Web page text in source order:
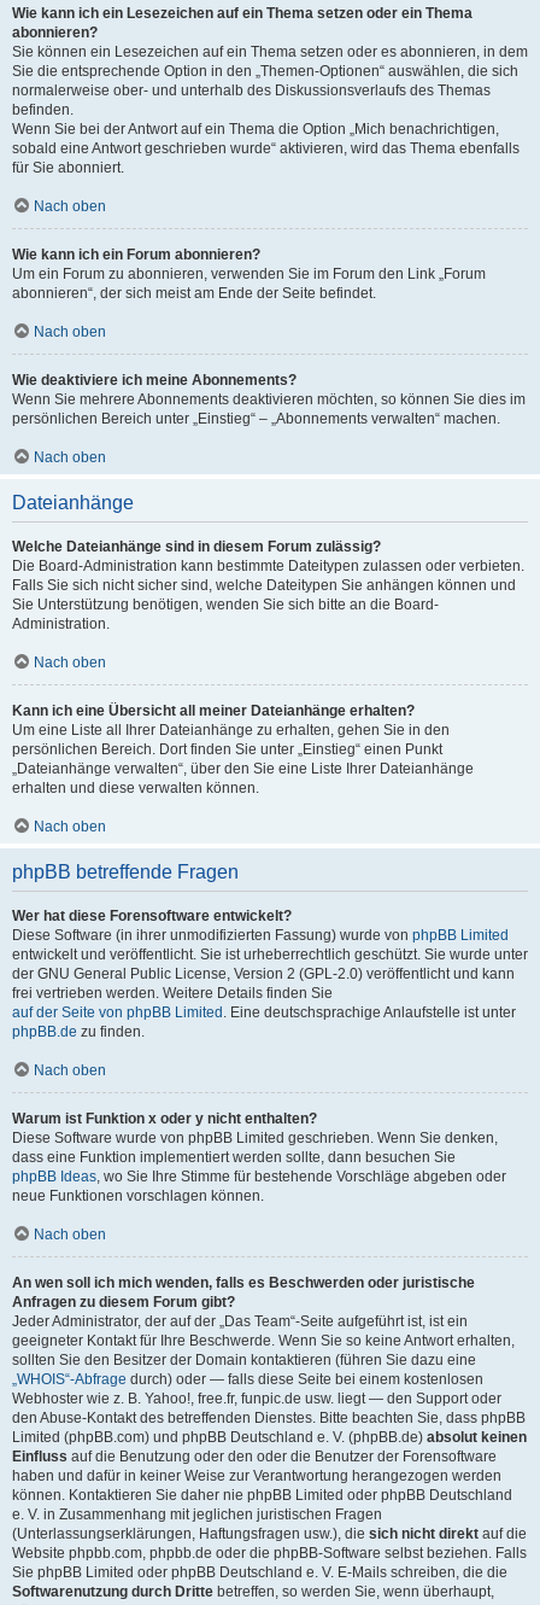
Wie kann ich ein Lesezeichen auf ein Thema setzen oder ein Thema
abonnieren?
Sie können ein Lesezeichen auf ein Thema setzen oder es abonnieren, in dem
Sie die entsprechende Option in den „Themen-Optionen“ auswählen, die sich
normalerweise ober- und unterhalb des Diskussionsverlaufs des Themas
befinden.
Wenn Sie bei der Antwort auf ein Thema die Option „Mich benachrichtigen,
sobald eine Antwort geschrieben wurde“ aktivieren, wird das Thema ebenfalls
für Sie abonniert.
Nach oben
Wie kann ich ein Forum abonnieren?
Um ein Forum zu abonnieren, verwenden Sie im Forum den Link „Forum
abonnieren“, der sich meist am Ende der Seite befindet.
Nach oben
Wie deaktiviere ich meine Abonnements?
Wenn Sie mehrere Abonnements deaktivieren möchten, so können Sie dies im
persönlichen Bereich unter „Einstieg“ – „Abonnements verwalten“ machen.
Nach oben
Dateianhänge
Welche Dateianhänge sind in diesem Forum zulässig?
Die Board-Administration kann bestimmte Dateitypen zulassen oder verbieten.
Falls Sie sich nicht sicher sind, welche Dateitypen Sie anhängen können und
Sie Unterstützung benötigen, wenden Sie sich bitte an die Board-
Administration.
Nach oben
Kann ich eine Übersicht all meiner Dateianhänge erhalten?
Um eine Liste all Ihrer Dateianhänge zu erhalten, gehen Sie in den
persönlichen Bereich. Dort finden Sie unter „Einstieg“ einen Punkt
„Dateianhänge verwalten“, über den Sie eine Liste Ihrer Dateianhänge
erhalten und diese verwalten können.
Nach oben
phpBB betreffende Fragen
Wer hat diese Forensoftware entwickelt?
Diese Software (in ihrer unmodifizierten Fassung) wurde von phpBB Limited
entwickelt und veröffentlicht. Sie ist urheberrechtlich geschützt. Sie wurde unter
der GNU General Public License, Version 2 (GPL-2.0) veröffentlicht und kann
frei vertrieben werden. Weitere Details finden Sie
auf der Seite von phpBB Limited . Eine deutschsprachige Anlaufstelle ist unter
phpBB.de zu finden.
Nach oben
Warum ist Funktion x oder y nicht enthalten?
Diese Software wurde von phpBB Limited geschrieben. Wenn Sie denken,
dass eine Funktion implementiert werden sollte, dann besuchen Sie
phpBB Ideas, wo Sie Ihre Stimme für bestehende Vorschläge abgeben oder
neue Funktionen vorschlagen können.
Nach oben
An wen soll ich mich wenden, falls es Beschwerden oder juristische
Anfragen zu diesem Forum gibt?
Jeder Administrator, der auf der „Das Team“-Seite aufgeführt ist, ist ein
geeigneter Kontakt für Ihre Beschwerde. Wenn Sie so keine Antwort erhalten,
sollten Sie den Besitzer der Domain kontaktieren (führen Sie dazu eine
„WHOIS“-Abfrage durch) oder — falls diese Seite bei einem kostenlosen
Webhoster wie z. B. Yahoo!, free.fr, funpic.de usw. liegt — den Support oder
den Abuse-Kontakt des betreffenden Dienstes. Bitte beachten Sie, dass phpBB
Limited (phpBB.com) und phpBB Deutschland e. V. (phpBB.de) absolut keinen
Einfluss auf die Benutzung oder den oder die Benutzer der Forensoftware
haben und dafür in keiner Weise zur Verantwortung herangezogen werden
können. Kontaktieren Sie daher nie phpBB Limited oder phpBB Deutschland
e. V. in Zusammenhang mit jeglichen juristischen Fragen
(Unterlassungserklärungen, Haftungsfragen usw.), die sich nicht direkt auf die
Website phpbb.com, phpbb.de oder die phpBB-Software selbst beziehen. Falls
Sie phpBB Limited oder phpBB Deutschland e. V. E-Mails schreiben, die die
Softwarenutzung durch Dritte betreffen, so werden Sie, wenn überhaupt,